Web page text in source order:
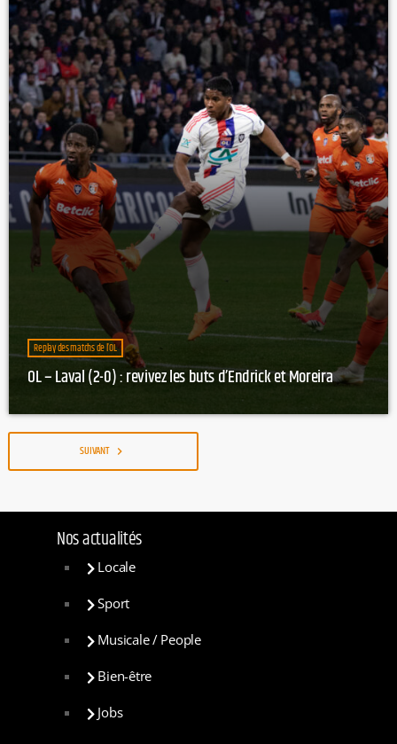
Replay des matchs de l’OL
OL – Laval (2-0) : revivez les buts d’Endrick et Moreira
SUIVANT navigate_next
Nos actualités
Locale
Sport
Musicale / People
Bien-être
Jobs